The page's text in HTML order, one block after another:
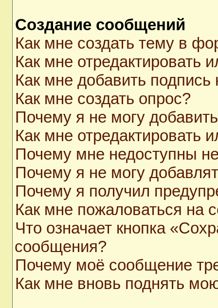
Создание сообщений
Как мне создать тему в
Как мне отредактировать
Как мне добавить
Как мне создать опрос?
Почему я не могу
Как мне отредактировать
Почему мне недоступны
Почему я не могу
Почему я получил
Как мне пожаловаться на
Что означает кнопка
сообщения?
Почему моё сообщение
Как мне вновь поднять